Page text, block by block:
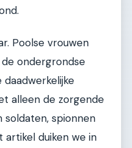
Poolse vrouwen
ondergrondse
daadwerkelijke
alleen de zorgende
soldaten, spionnen
artikel duiken we in